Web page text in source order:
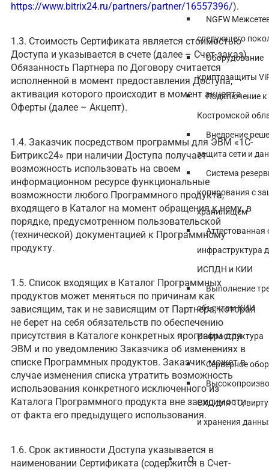
NGFW
следующего
Оборудование
криптозащиты
Подключение
Костромской
Внедрение
защита сети и
Система
копирования с
хранилищем
Аттестованная
инфраструктура
ИСПДН и КИИ
Выполнение
объектам КИИ
Инфраструктура
Серверное
СХД для 1С,
и хранения
О
https://www.bitrix24.ru/partners/partner/16557396/).
1.3. Стоимость Сертификата является стоимостью
Доступа и указывается в счете (далее – Счет-заказ).
Обязанность Партнера по Договору считается
исполненной в момент предоставления Доступа,
активация которого происходит в момент акцепта
Оферты (далее – Акцепт).
1.4. Заказчик посредством программы для ЭВМ «1С-
Битрикс24» при наличии Доступа получает
возможность использовать на своем
информационном ресурсе функциональные
возможности любого Программного продукта,
входящего в Каталог на момент обращения к нему, в
порядке, предусмотренном пользовательской
(технической) документацией к Программному
продукту.
1.5. Список входящих в Каталог Программных
продуктов может меняться по причинам как
зависящим, так и не зависящим от Партнера, которая
не берет на себя обязательств по обеспечению
присутствия в Каталоге конкретных программ для
ЭВМ и по уведомлению Заказчика об изменениях в
списке Программных продуктов. Заказчик может в
случае изменения списка утратить возможность
использования конкретного исключенного из
Каталога Программного продукта вне зависимости
от факта его предыдущего использования.
1.6. Срок активности Доступа указывается в
наименовании Сертификата (содержится в Счет-